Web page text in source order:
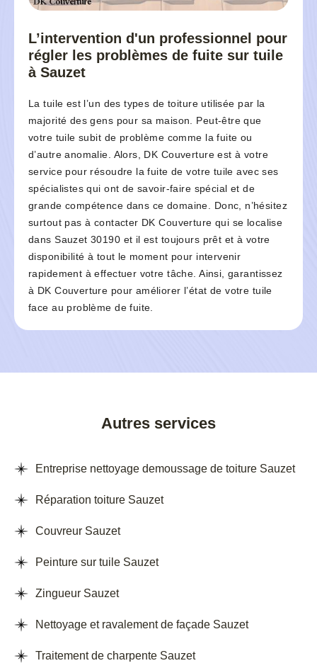
L’intervention d'un professionnel pour
régler les problèmes de fuite sur tuile
à Sauzet
La tuile est l’un des types de toiture utilisée par la
majorité des gens pour sa maison. Peut-être que
votre tuile subit de problème comme la fuite ou
d’autre anomalie. Alors, DK Couverture est à votre
service pour résoudre la fuite de votre tuile avec ses
spécialistes qui ont de savoir-faire spécial et de
grande compétence dans ce domaine. Donc, n’hésitez
surtout pas à contacter DK Couverture qui se localise
dans Sauzet 30190 et il est toujours prêt et à votre
disponibilité à tout le moment pour intervenir
rapidement à effectuer votre tâche. Ainsi, garantissez
à DK Couverture pour améliorer l’état de votre tuile
face au problème de fuite.
Autres services
Entreprise nettoyage demoussage de toiture Sauzet
Réparation toiture Sauzet
Couvreur Sauzet
Peinture sur tuile Sauzet
Zingueur Sauzet
Nettoyage et ravalement de façade Sauzet
Traitement de charpente Sauzet